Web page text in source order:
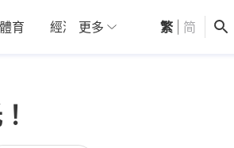
體育 經濟 01深圳 觀點 健康
更多 繁 简